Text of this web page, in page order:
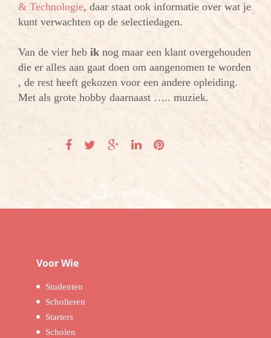
& Technologie, daar staat ook informatie over wat je
kunt verwachten op de selectiedagen.
Van de vier heb ik nog maar een klant overgehouden
die er alles aan gaat doen om aangenomen te worden
, de rest heeft gekozen voor een andere opleiding.
Met als grote hobby daarnaast ….. muziek.
Voor Wie
Studenten
Scholieren
Starters
Scholen